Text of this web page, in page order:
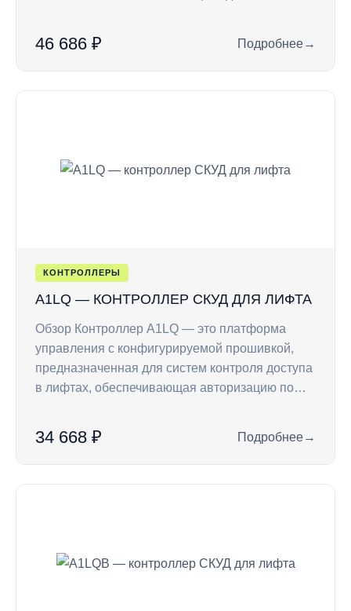
46 686 ₽ Подробнее
: A1U —
→
КОНТРОЛЛЕРЫ
A1LQ — КОНТРОЛЛЕР СКУД ДЛЯ ЛИФТА
Обзор Контроллер A1LQ — это платформа
управления с конфигурируемой прошивкой,
предназначенная для систем контроля доступа
в лифтах, обеспечивающая авторизацию по…
34 668 ₽ Подробнее
: A1LQ —
→